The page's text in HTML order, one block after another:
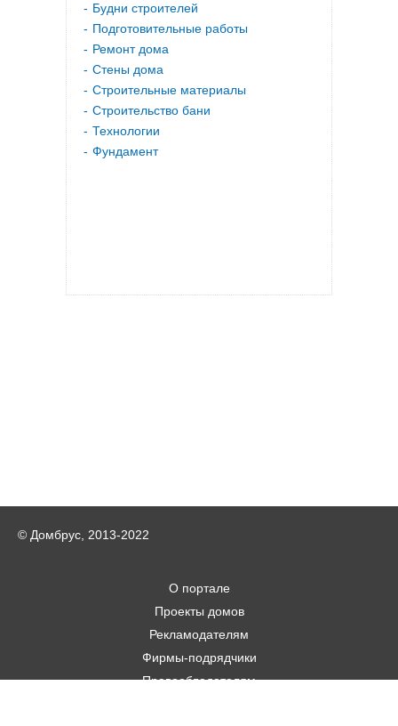
Будни строителей
Подготовительные работы
Ремонт дома
Стены дома
Строительные материалы
Строительство бани
Технологии
Фундамент
© Домбрус, 2013-2022
О портале
Проекты домов
Рекламодателям
Фирмы-подрядчики
Правообладателям